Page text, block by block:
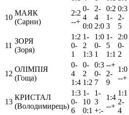
10
МАЯК
(Сарни)
2:2
--+
0-
4
0:0
2-
4
2:0
0:2
1-
3
0:3
2-
5
11
ЗОРЯ
(Зоря)
1:2
0-
1
1-
2
1:3
1:0
0-
1
1-
5
1:1
2:0
0-
2
12
ОЛІМПІЯ
(Гоща)
0-
4
1:4
0-
2
1:2
0:3
0-
7
--+
2-
9
1:0
--+
13
КРИСТАЛ
(Володимирець)
1:3
0-
6
1-
10
0:1
1-
3
+:-
1:4
--+
1:1
2-
4